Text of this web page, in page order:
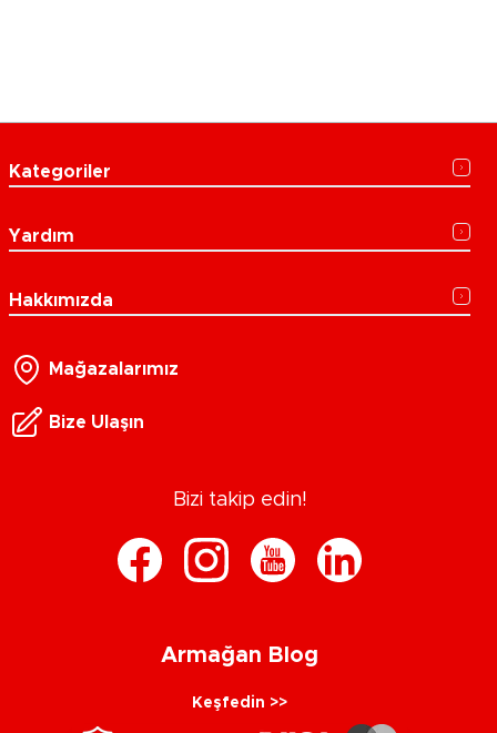
Kategoriler
Yardım
Hakkımızda
Mağazalarımız
Bize Ulaşın
Bizi takip edin!
Armağan Blog
Keşfedin >>